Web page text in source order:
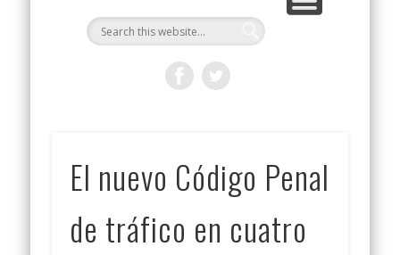
El nuevo Código Penal
de tráfico en cuatro